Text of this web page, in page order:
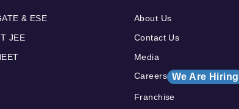
& ESE
JEE
About Us
Contact Us
Media
Careers We Are Hiring
Franchise